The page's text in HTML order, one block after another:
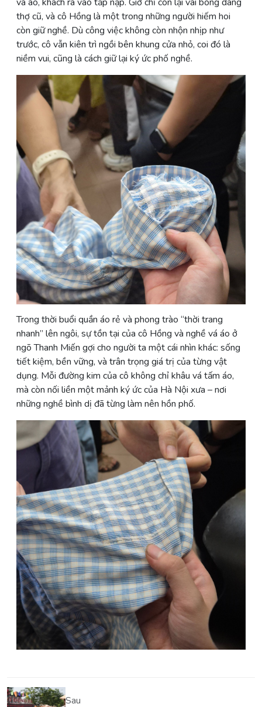
thợ cũ, và cô Hồng là một trong những người hiếm hoi
còn giữ nghề. Dù công việc không còn nhộn nhịp như
trước, cô vẫn kiên trì ngồi bên khung cửa nhỏ, coi đó là
niềm vui, cũng là cách giữ lại ký ức phố nghề.
Trong thời buổi quần áo rẻ và phong trào “thời trang
nhanh” lên ngôi, sự tồn tại của cô Hồng và nghề vá áo ở
ngõ Thanh Miến gợi cho người ta một cái nhìn khác: sống
tiết kiệm, bền vững, và trân trọng giá trị của từng vật
dụng. Mỗi đường kim của cô không chỉ khâu vá tấm áo,
mà còn nối liền một mảnh ký ức của Hà Nội xưa – nơi
những nghề bình dị đã từng làm nên hồn phố.
Sau